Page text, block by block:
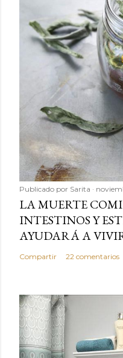
Publicado por Sarita
LA MUERTE
INTESTINOS Y
AYUDARÁ A
Compartir 22 comentarios